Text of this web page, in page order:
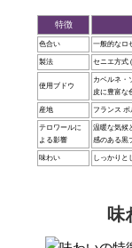
特徴
色合い 一般的なロ
製法 セニエ方式
使用ブドウ
カベルネ・
皮に豊富な
産地 フランス
テロワールに
よる影響
温暖な気候
感のある黒
味わい しっかりと
味